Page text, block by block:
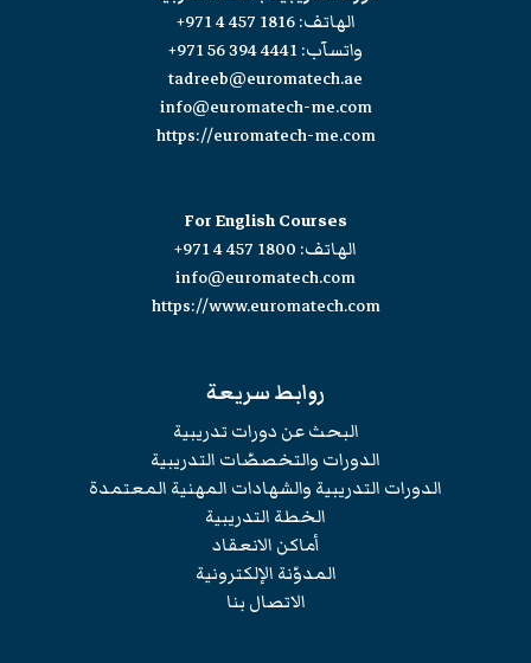
الهاتف:+971 4 457 1816
واتسآب:+971 56 394 4441
tadreeb@euromatech.ae
info@euromatech-me.com
https://euromatech-me.com
For English Courses
الهاتف: +971 4 457 1800
info@euromatech.com
https://www.euromatech.com
روابط سريعة
البحث عن دورات تدريبية
الدورات والتخصصّات التدريبية
الدورات التدريبية والشهادات المهنية المعتمدة
الخطة التدريبية
أماكن الانعقاد
المدوّنة الإلكترونية
الاتصال بنا